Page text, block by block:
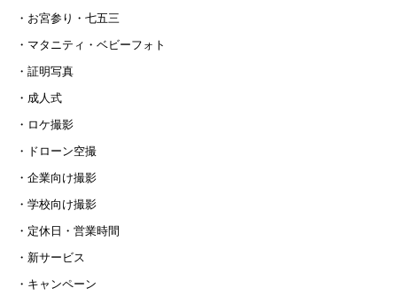
お宮参り・七五三
マタニティ・ベビーフォト
証明写真
成人式
ロケ撮影
ドローン空撮
企業向け撮影
学校向け撮影
定休日・営業時間
新サービス
キャンペーン